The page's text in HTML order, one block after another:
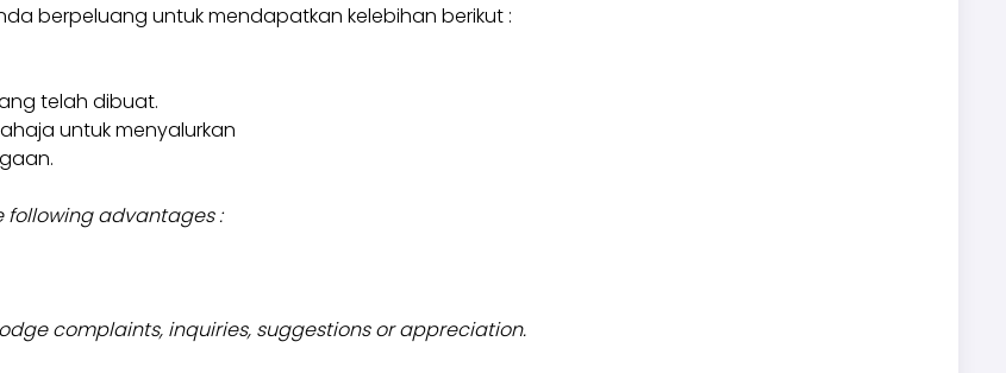
berpeluang untuk mendapatkan kelebihan berikut :
telah dibuat.
untuk menyalurkan
following advantages :
complaints, inquiries, suggestions or appreciation.